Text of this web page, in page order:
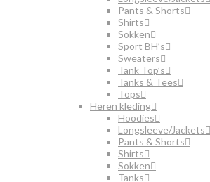
Pants & Shorts
Shirts
Sokken
Sport BH’s
Sweaters
Tank Top’s
Tanks & Tees
Tops
Heren kleding
Hoodies
Longsleeve/Jackets
Pants & Shorts
Shirts
Sokken
Tanks